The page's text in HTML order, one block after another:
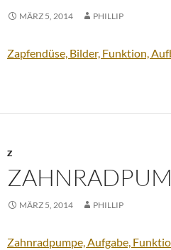
MÄRZ 5, 2014 PHILLIP
Zapfendüse, Bilder, Funktion,
Z
MÄRZ 5, 2014 PHILLIP
Zahnradpumpe, Aufgabe,